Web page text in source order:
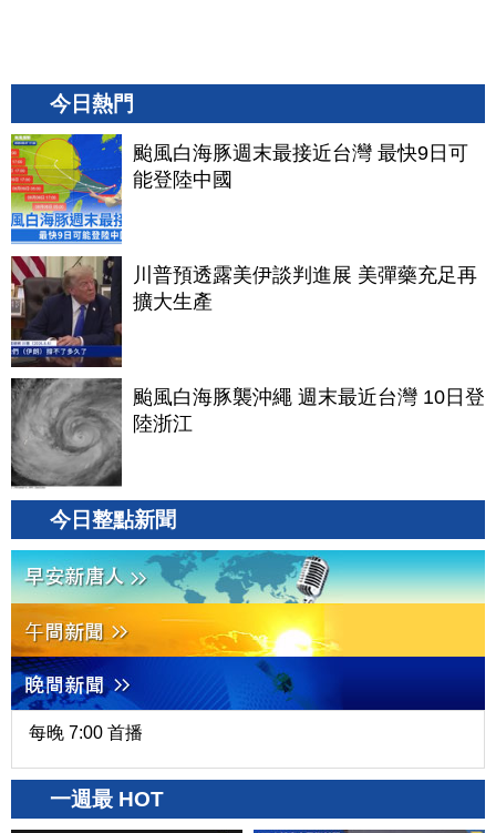
今日熱門
颱風白海豚週末最接近台灣 最快9日可
能登陸中國
川普預透露美伊談判進展 美彈藥充足再
擴大生產
颱風白海豚襲沖繩 週末最近台灣 10日登
陸浙江
今日整點新聞
每晚 7:00 首播
一週最 HOT